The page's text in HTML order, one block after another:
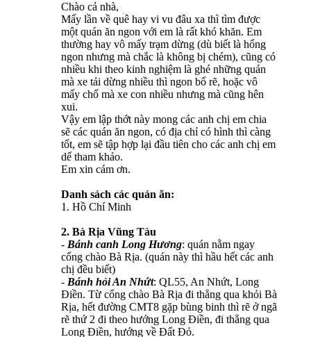
Chào cả nhà,
Mấy lần về quê hay vi vu đâu xa thì tìm được
một quán ăn ngon với em là rất khó khăn. Em
thường hay vô mấy trạm dừng (dù biết là hổng
ngon nhưng mà chắc là không bị chém), cũng có
nhiều khi theo kinh nghiệm là ghé những quán
mà xe tải dừng nhiều thì ngon bổ rẽ, hoặc vô
mấy chổ mà xe con nhiều nhưng mà cũng hên
xui.
Vậy em lập thớt này mong các anh chị em chia
sẽ các quán ăn ngon, có địa chỉ có hình thì càng
tốt, em sẽ tập hợp lại đầu tiên cho các anh chị em
dể tham khảo.
Em xin cám ơn.
Danh sách các quán ăn:
1. Hồ Chí Minh
2. Bà Rịa Vũng Tàu
- Bánh canh Long Hương: quán nằm ngay
cổng chào Bà Rịa. (quán này thì hầu hết các anh
chị đều biết)
- Bánh hỏi An Nhứt: QL55, An Nhứt, Long
Điền. Từ cổng chào Bà Rịa đi thẳng qua khỏi Bà
Rịa, hết đường CMT8 gặp bùng binh thì rẽ ở ngã
rẽ thứ 2 đi theo hướng Long Điền, đi thẳng qua
Long Điền, hướng về Đất Đỏ.